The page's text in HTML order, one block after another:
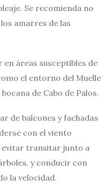
Se recomienda no
amarres de las
en áreas susceptibles de
el entorno del Muelle
de Cabo de Palos.
de balcones y fachadas
con el viento
evitar transitar junto a
y conducir con
la velocidad.